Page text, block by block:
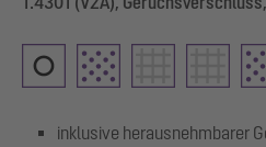
inklusive herausnehmbarer